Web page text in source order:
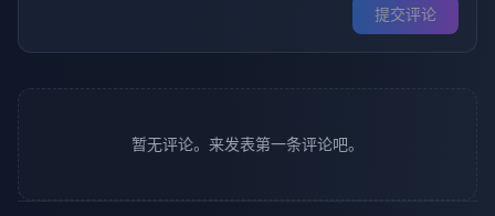
提交评论
暂无评论。来发表第一条评论吧。